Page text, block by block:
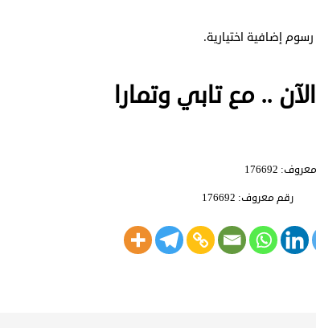
.. مع تابي وتمارا
رقم معروف: 176692